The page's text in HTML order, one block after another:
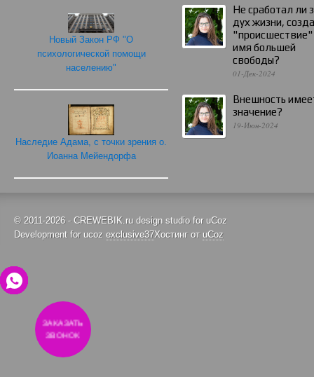
Новый Закон РФ "О
психологической помощи
населению"
Наследие Адама, с точки зрения о.
Иоанна Мейендорфа
Не сработал ли
дух жизни,
"происшествие"
имя большей
свободы?
01-Дек-2024
Внешность
значение?
19-Июн-2024
© 2011-2026 - CREWEBIK.ru design studio for uCoz
Development for ucoz exclusive37Хостинг от uCoz